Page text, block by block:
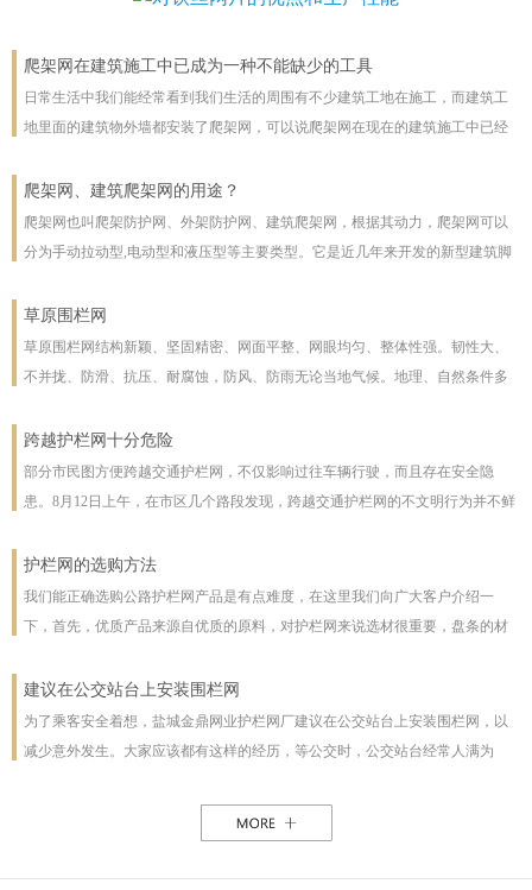
爬架网在建筑施工中已成为一种不能缺少的工具
日常生活中我们能经常看到我们生活的周围有不少建筑工地在施工，而建筑工
地里面的建筑物外墙都安装了爬架网，可以说爬架网在现在的建筑施工中已经
爬架网、建筑爬架网的用途？
爬架网也叫爬架防护网、外架防护网、建筑爬架网，根据其动力，爬架网可以
分为手动拉动型,电动型和液压型等主要类型。它是近几年来开发的新型建筑脚
彻底改善了脚手架技术
草原围栏网
草原围栏网结构新颖、坚固精密、网面平整、网眼均匀、整体性强。韧性大、
不并拢、防滑、抗压、耐腐蚀，防风、防雨无论当地气候。地理、自然条件多
受压力也不至发生松动变形现象。该产品防腐蚀性能好，有极强的防腐抗氧化
等特点，具有一般钢丝网都不具备的优点。克服了电焊网焊接点易开焊脱落的
缺点，一次安装永不松动，是保护草牧场、林场、高速公路和生态环境的最佳
跨越护栏网十分危险
部分市民图方便跨越交通护栏网，不仅影响过往车辆行驶，而且存在安全隐
患。8月12日上午，在市区几个路段发现，跨越交通护栏网的不文明行为并不鲜
护栏网，东西过往的车辆从其身旁疾驰而过;10时30分，两女一男由南向北跨越
交通护栏网;10时32分，两名女子在七一路北侧躲过3辆由东向西行驶的车辆，向
南跨越交通护栏网，护栏网南侧由西向东行驶的车辆急速行驶，两人在等待约1
一名志愿者称，据她观察，从7时30分至10时30分，约有30人在该路段跨越交通
护栏网的选购方法
我们能正确选购公路护栏网产品是有点难度，在这里我们向广大客户介绍一
下，首先，优质产品来源自优质的原料，对护栏网来说选材很重要，盘条的材
以下，我们为客户做了如下分析：1、护栏网网片质量，网片是由不同规格的盘
条（铁丝）焊接而成的，盘条的直径与强度直接影响到网片的质量，在选丝方
面应选择是由正规厂家生产的优质盘条拉出来的成品铁丝；其次是网片的焊接
能力，通常好的网片是每一个焊接或编制点都能够很好的连接。正规护栏网生
产厂，都是采用全自动焊接机来生产的，而一起小厂则采用手工焊接，通常质
建议在公交站台上安装围栏网
为了乘客安全着想，盐城金鼎网业护栏网厂建议在公交站台上安装围栏网，以
减少意外发生。大家应该都有这样的经历，等公交时，公交站台经常人满为
路线图朝的是非机动车道，便于观看，乘客不得不走下站台，而且上车下车都
是人挤人，这些情况均增加了乘客的危险性，如果在站台旁安装了围栏网，那